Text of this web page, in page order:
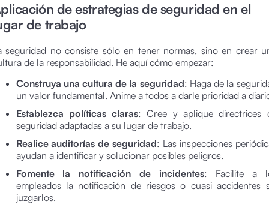
de estrategias de seguridad en el
de trabajo
seguridad no consiste sólo en tener normas, sino en crear
de la responsabilidad. He aquí cómo empezar:
Construya una cultura de la seguridad: Haga de la
un valor fundamental. Anime a todos a darle prioridad a
Establezca políticas claras: Cree y aplique directrices
seguridad adaptadas a su lugar de trabajo.
Realice auditorías de seguridad: Las inspecciones
ayudan a identificar y solucionar posibles peligros.
Fomente la notificación de incidentes: Facilite a
empleados la notificación de riesgos o cuasi accidentes
juzgarlos.